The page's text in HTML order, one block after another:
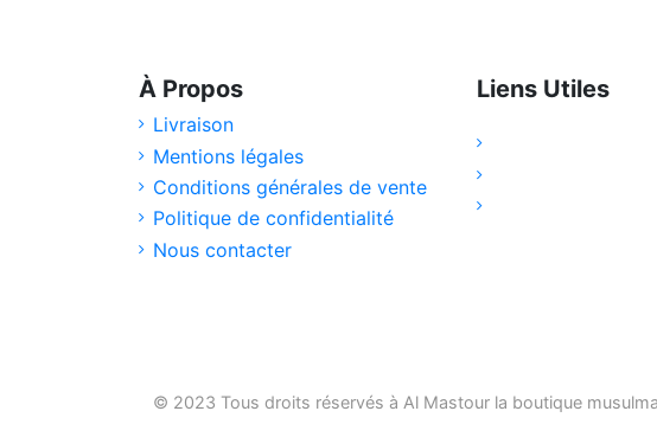
À Propos
Livraison
Mentions légales
Conditions générales de vente
Politique de confidentialité
Nous contacter
Liens Utiles
© 2023 Tous droits réservés à Al Mastour la boutique